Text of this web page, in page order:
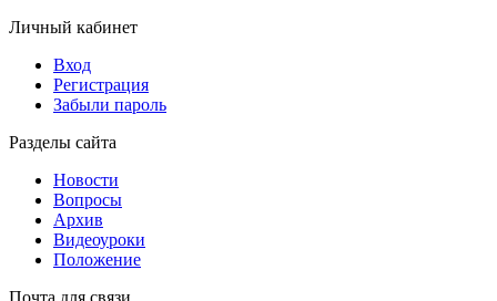
Личный кабинет
Вход
Регистрация
Забыли пароль
Разделы сайта
Новости
Вопросы
Архив
Видеоуроки
Положение
Почта для связи